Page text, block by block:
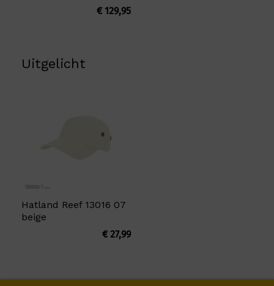
€129,95
Uitgelicht
Hatland Reef 13016 07
beige
€27,99